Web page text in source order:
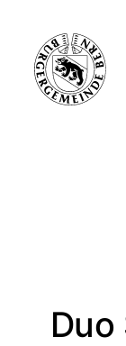
Duo